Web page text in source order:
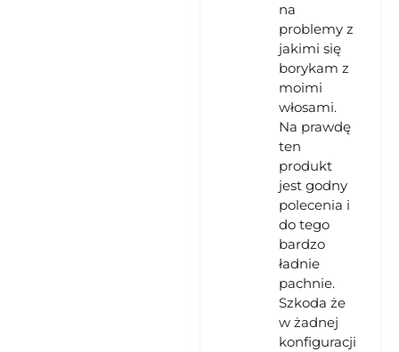
na
problemy z
jakimi się
borykam z
moimi
włosami.
Na prawdę
ten
produkt
jest godny
polecenia i
do tego
bardzo
ładnie
pachnie.
Szkoda że
w żadnej
konfiguracji